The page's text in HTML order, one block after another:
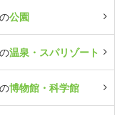
公園
温泉・スパリゾート
博物館・科学館